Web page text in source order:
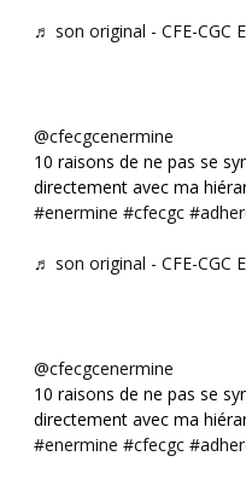
♬ son original - CFE-CGC
@cfecgcenermine
10 raisons de ne pas se
directement avec ma
#enermine #cfecgc
♬ son original - CFE-CGC
@cfecgcenermine
10 raisons de ne pas se
directement avec ma
#enermine #cfecgc